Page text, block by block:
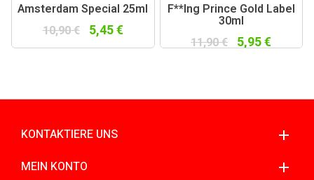
Amsterdam Special 25ml
10,90 € 5,45 €
F**ing Prince Gold Label
30ml
11,90 € 5,95 €
KONTAKTIERE UNS
MEIN KONTO